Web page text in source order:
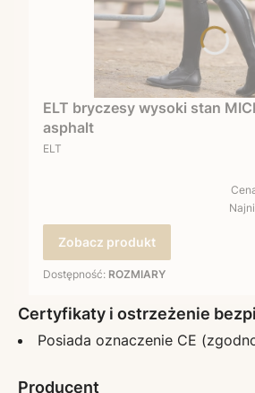
ELT bryczesy wysoki stan
asphalt
PRODUCENT
ELT
Zobacz produkt
Dostępność: ROZMIARY
Certyfikaty i ostrzeżenie
Posiada oznaczenie CE
Producent